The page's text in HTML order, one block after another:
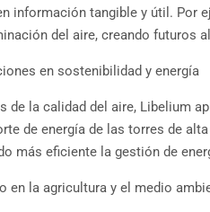
información tangible y útil. Por
del aire, creando futuros
en sostenibilidad y energía
de la calidad del aire, Libelium
de energía de las torres de
más eficiente la gestión de
en la agricultura y el medio